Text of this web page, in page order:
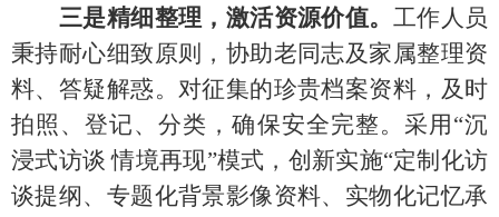
三是精细整理，激活资源价值。 工作人员
秉持耐心细致原则，协助老同志及家属整理资
料、答疑解惑。对征集的珍贵档案资料，及时
拍照、登记、分类，确保安全完整。采用 “沉
浸式访谈 情境再现”模式，创新实施“定制化访
谈提纲、专题化背景影像资料、实物化记忆承